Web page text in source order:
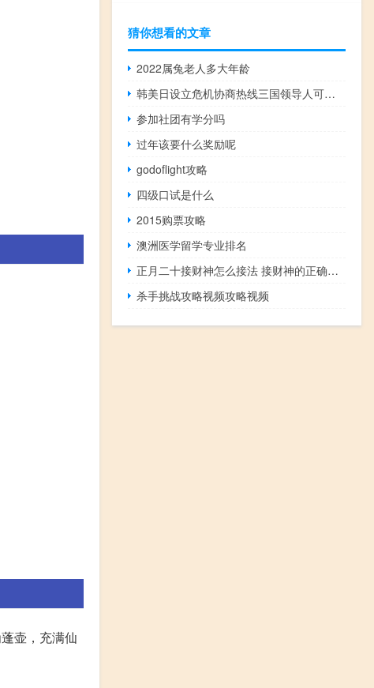
壶，充满仙
猜你想看的文章
2022属兔老人多大年龄
韩美日设立危机协商热线三国领导人可语音视频交流
参加社团有学分吗
过年该要什么奖励呢
godoflight攻略
四级口试是什么
2015购票攻略
澳洲医学留学专业排名
正月二十接财神怎么接法 接财神的正确方法
杀手挑战攻略视频攻略视频